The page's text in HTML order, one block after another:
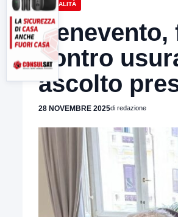
ATTUALITÀ
contro
ascolto
28 NOVEMBRE 2025di redazione